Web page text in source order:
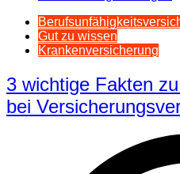
Gut zu wissen
Krankenversicherung
3 wichtige Fakten
bei